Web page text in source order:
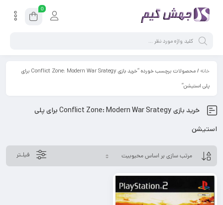
0
خانه
/ محصولات برچسب خورده “خرید بازی Conflict Zone: Modern War Srategy برای
پلی استیشن”
خرید بازی Conflict Zone: Modern War Srategy برای پلی
استیشن
فیلـتر